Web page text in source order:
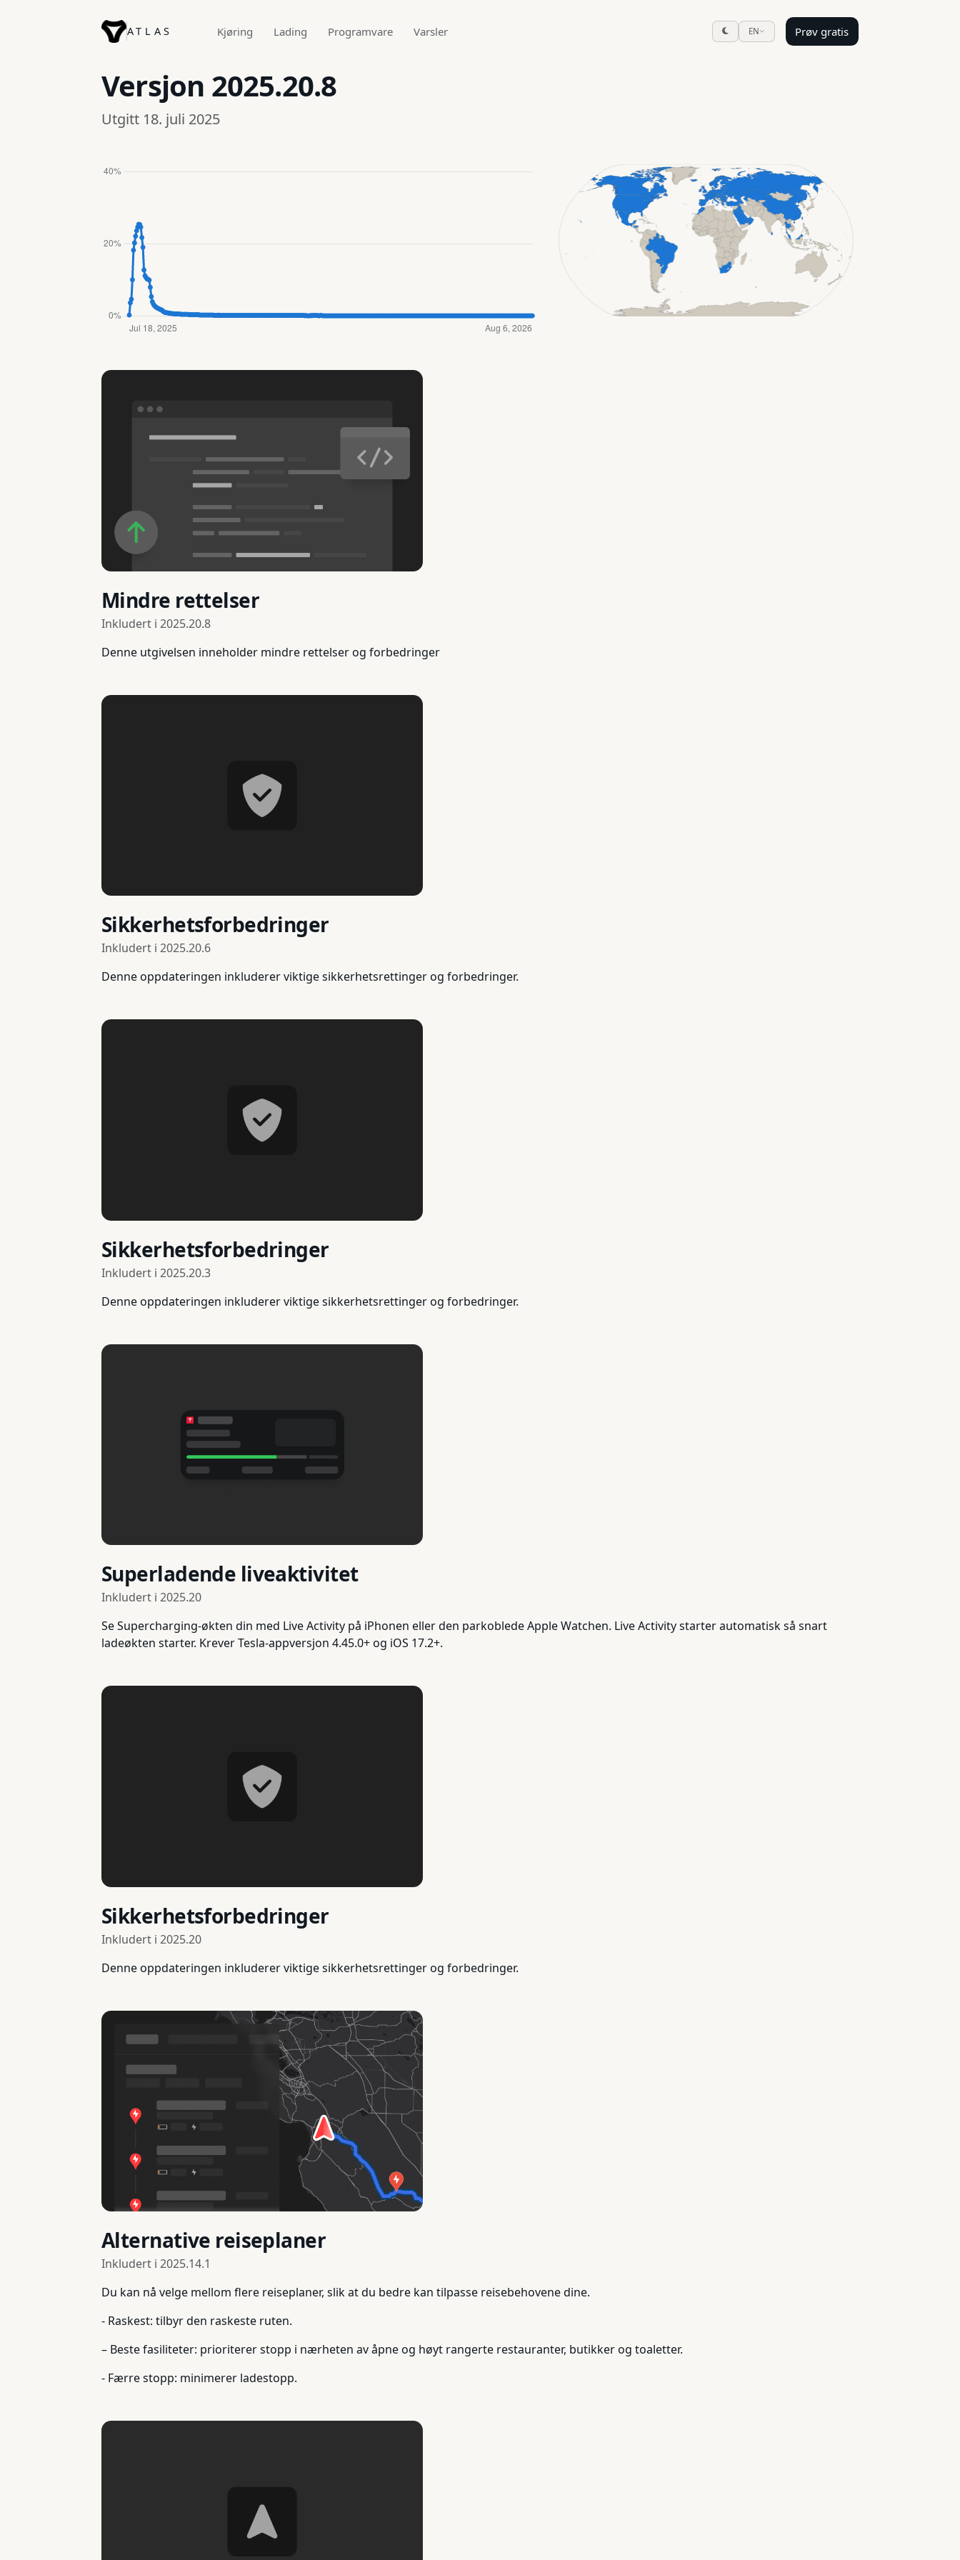
ATLAS Kjøring Lading Programvare Varsler EN Prøv gratis
Versjon 2025.20.8
Utgitt 18. juli 2025
Mindre rettelser
Inkludert i 2025.20.8
Denne utgivelsen inneholder mindre rettelser og forbedringer
Sikkerhetsforbedringer
Inkludert i 2025.20.6
Denne oppdateringen inkluderer viktige sikkerhetsrettinger og forbedringer.
Sikkerhetsforbedringer
Inkludert i 2025.20.3
Denne oppdateringen inkluderer viktige sikkerhetsrettinger og forbedringer.
Superladende liveaktivitet
Inkludert i 2025.20
Se Supercharging-økten din med Live Activity på iPhonen eller den parkoblede Apple Watchen. Live Activity starter automatisk så snart
ladeøkten starter. Krever Tesla-appversjon 4.45.0+ og iOS 17.2+.
Sikkerhetsforbedringer
Inkludert i 2025.20
Denne oppdateringen inkluderer viktige sikkerhetsrettinger og forbedringer.
Alternative reiseplaner
Inkludert i 2025.14.1
Du kan nå velge mellom flere reiseplaner, slik at du bedre kan tilpasse reisebehovene dine.
- Raskest: tilbyr den raskeste ruten.
– Beste fasiliteter: prioriterer stopp i nærheten av åpne og høyt rangerte restauranter, butikker og toaletter.
- Færre stopp: minimerer ladestopp.